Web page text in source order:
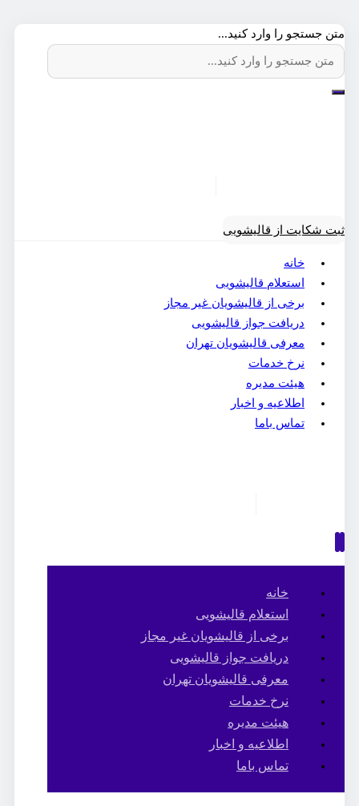
متن جستجو را وارد کنید...
ثبت شکایت از قالیشویی
خانه
استعلام قالیشویی
برخی از قالیشویان غیر مجاز
دریافت جواز قالیشویی
معرفی قالیشویان تهران
نرخ خدمات
هیئت مدیره
اطلاعیه و اخبار
تماس باما
خانه
استعلام قالیشویی
برخی از قالیشویان غیر مجاز
دریافت جواز قالیشویی
معرفی قالیشویان تهران
نرخ خدمات
هیئت مدیره
اطلاعیه و اخبار
تماس باما